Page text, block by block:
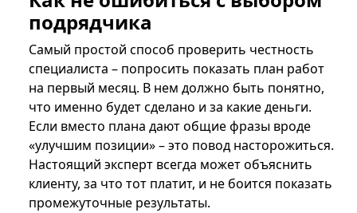
подрядчика
Самый простой способ проверить честность
специалиста – попросить показать план работ
на первый месяц. В нем должно быть понятно,
что именно будет сделано и за какие деньги.
Если вместо плана дают общие фразы вроде
«улучшим позиции» – это повод насторожиться.
Настоящий эксперт всегда может объяснить
клиенту, за что тот платит, и не боится показать
промежуточные результаты.